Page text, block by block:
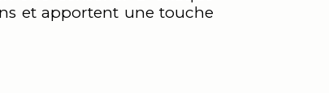
et apportent une touche